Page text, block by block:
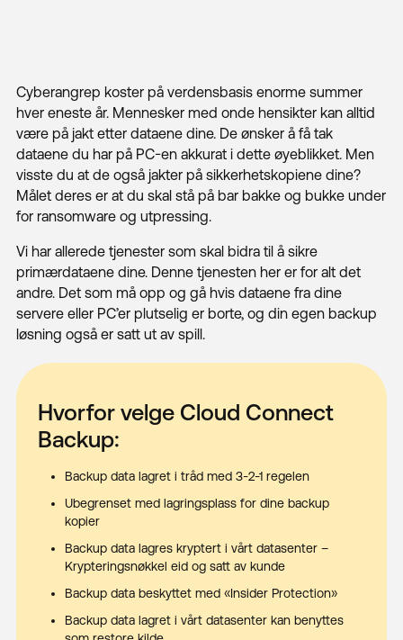
Cyberangrep koster på verdensbasis enorme summer
hver eneste år. Mennesker med onde hensikter kan alltid
være på jakt etter dataene dine. De ønsker å få tak
dataene du har på PC-en akkurat i dette øyeblikket. Men
visste du at de også jakter på sikkerhetskopiene dine?
Målet deres er at du skal stå på bar bakke og bukke under
for ransomware og utpressing.
Vi har allerede tjenester som skal bidra til å sikre
primærdataene dine. Denne tjenesten her er for alt det
andre. Det som må opp og gå hvis dataene fra dine
servere eller PC’er plutselig er borte, og din egen backup
løsning også er satt ut av spill.
Hvorfor velge Cloud Connect
Backup:
Backup data lagret i tråd med 3-2-1 regelen
Ubegrenset med lagringsplass for dine backup
kopier
Backup data lagres kryptert i vårt datasenter –
Krypteringsnøkkel eid og satt av kunde
Backup data beskyttet med «Insider Protection»
Backup data lagret i vårt datasenter kan benyttes